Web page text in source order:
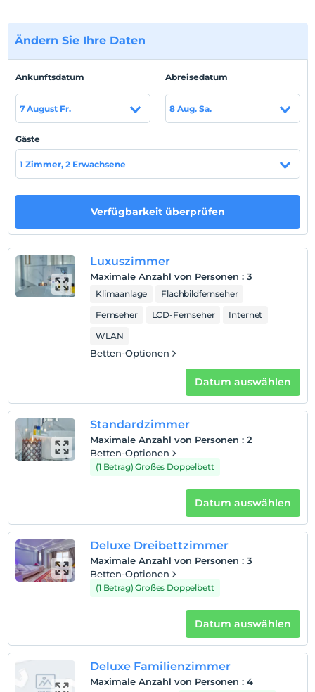
anzeigen
Hotelpolitik
Einchecken
Nach 14:00
Check-out
Vor 12:00
Haustiere sind erlaubt. Keine zusätzlichen Kosten.
Rauchen
Rauchen im Zimmer verboten
Kind(er)
Der Aufenthalt für Kleinkinder bis zum Alter von 2 ist
kostenlos.
1 Der Aufenthalt für Kind(er) unter dem Alter von 3
ist/sind pro Zimmer kostenlos
Ändern Sie Ihre Daten
Ankunftsdatum
7 August Fr.
Abreisedatum
8 Aug. Sa.
Gäste
1 Zimmer, 2 Erwachsene
Verfügbarkeit überprüfen
Luxuszimmer
Maximale Anzahl von Personen : 3
Klimaanlage
Flachbildfernseher
Fernseher
LCD-Fernseher
Internet
WLAN
Betten-Optionen
Datum auswählen
Standardzimmer
Maximale Anzahl von Personen : 2
Betten-Optionen
(1 Betrag) Großes Doppelbett
Datum auswählen
Deluxe Dreibettzimmer
Maximale Anzahl von Personen : 3
Betten-Optionen
(1 Betrag) Großes Doppelbett
Datum auswählen
Deluxe Familienzimmer
Maximale Anzahl von Personen : 4